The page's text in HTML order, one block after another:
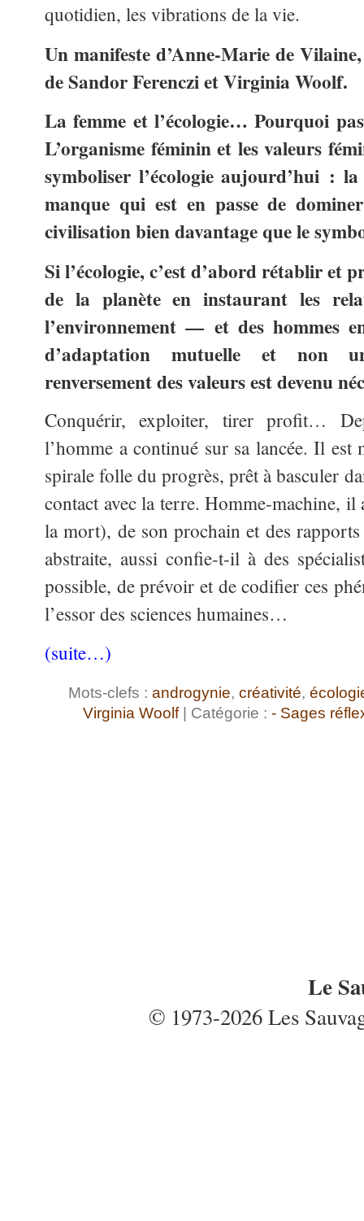
quotidien, les vibrations de la vie.
Un manifeste d’Anne-Marie de
de Sandor Ferenczi et Virginia Woolf.
La femme et l’écologie… Pourquoi
L’organisme féminin et les valeurs
symboliser l’écologie aujourd’hui : la
manque qui est en passe de
civilisation bien davantage que le
Si l’écologie, c’est d’abord rétablir et
de la planète en instaurant les
l’environnement — et des hommes
d’adaptation mutuelle et non
renversement des valeurs est devenu
Conquérir, exploiter, tirer profit…
l’homme a continué sur sa lancée. Il est
spirale folle du progrès, prêt à basculer
contact avec la terre. Homme-machine, il
la mort), de son prochain et des
abstraite, aussi confie-t-il à des
possible, de prévoir et de codifier ces
l’essor des sciences humaines…
(suite…)
Mots-clefs : androgynie, créativité,
Virginia Woolf| Catégorie : - Sages
Le
© 1973-2026 Les